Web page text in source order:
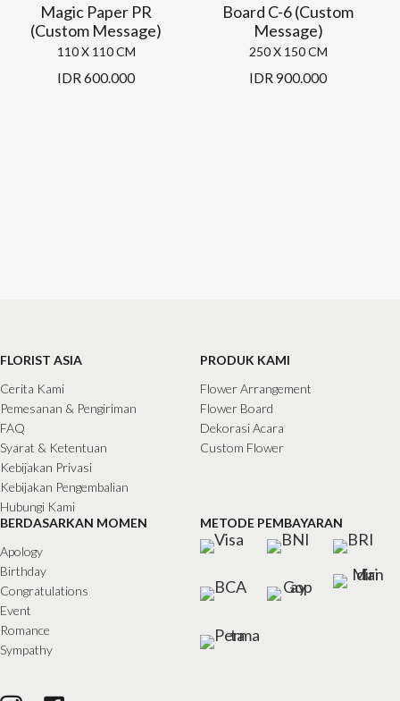
Magic Paper PR
(Custom Message)
110 X 110 CM
IDR600.000
Board C-6 (Custom
Message)
250 X 150 CM
IDR900.000
FLORIST ASIA
Cerita Kami
Pemesanan & Pengiriman
FAQ
Syarat & Ketentuan
Kebijakan Privasi
Kebijakan Pengembalian
Hubungi Kami
PRODUK KAMI
Flower Arrangement
Flower Board
Dekorasi Acara
Custom Flower
BERDASARKAN MOMEN
Apology
Birthday
Congratulations
Event
Romance
Sympathy
METODE PEMBAYARAN